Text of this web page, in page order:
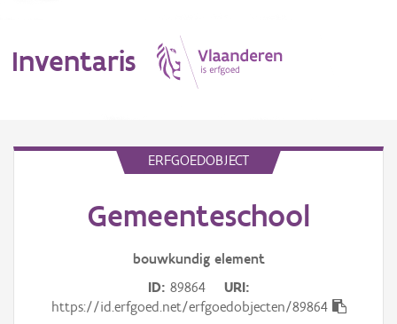
Inventaris
ERFGOEDOBJECT
Gemeenteschool
bouwkundig element
ID 89864
URI
https://id.erfgoed.net/erfgoedobjecten/89864